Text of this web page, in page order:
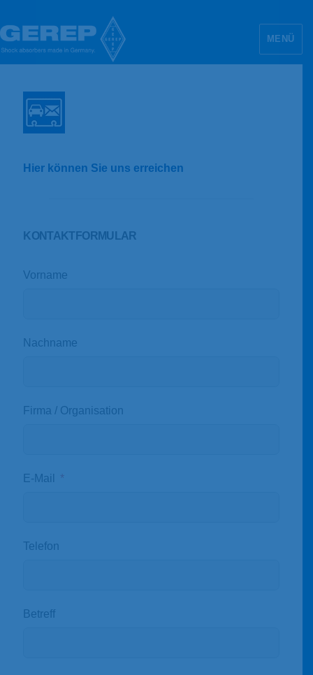
MENÜ
Hier können Sie uns erreichen
KONTAKTFORMULAR
Vorname
Nachname
Firma / Organisation
E-Mail
Telefon
Betreff